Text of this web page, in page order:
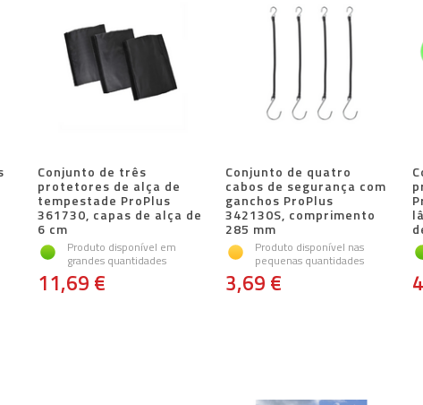
Conjunto de três
protetores de alça de
tempestade ProPlus
361730, capas de alça de
6 cm
Produto disponível em
grandes quantidades
11,69 €
Conjunto de quatro
cabos de segurança com
ganchos ProPlus
342130S, comprimento
285 mm
Produto disponível nas
pequenas quantidades
3,69 €